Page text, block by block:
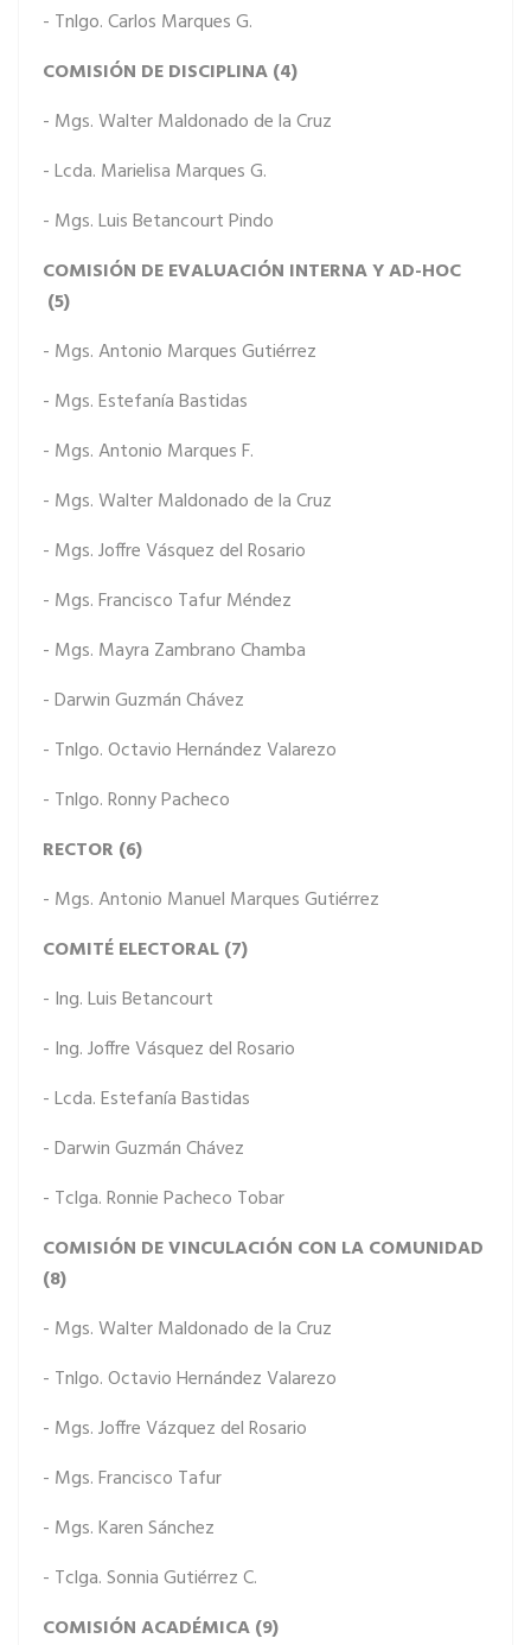
- Tnlgo. Carlos Marques G.
COMISIÓN DE DISCIPLINA (4)
- Mgs. Walter Maldonado de la Cruz
- Lcda. Marielisa Marques G.
- Mgs. Luis Betancourt Pindo
COMISIÓN DE EVALUACIÓN INTERNA Y AD-HOC
(5)
- Mgs. Antonio Marques Gutiérrez
- Mgs. Estefanía Bastidas
- Mgs. Antonio Marques F.
- Mgs. Walter Maldonado de la Cruz
- Mgs. Joffre Vásquez del Rosario
- Mgs. Francisco Tafur Méndez
- Mgs. Mayra Zambrano Chamba
- Darwin Guzmán Chávez
- Tnlgo. Octavio Hernández Valarezo
- Tnlgo. Ronny Pacheco
RECTOR (6)
- Mgs. Antonio Manuel Marques Gutiérrez
COMITÉ ELECTORAL (7)
- Ing. Luis Betancourt
- Ing. Joffre Vásquez del Rosario
- Lcda. Estefanía Bastidas
- Darwin Guzmán Chávez
- Tclga. Ronnie Pacheco Tobar
COMISIÓN DE VINCULACIÓN CON LA COMUNIDAD
(8)
- Mgs. Walter Maldonado de la Cruz
- Tnlgo. Octavio Hernández Valarezo
- Mgs. Joffre Vázquez del Rosario
- Mgs. Francisco Tafur
- Mgs. Karen Sánchez
- Tclga. Sonnia Gutiérrez C.
COMISIÓN ACADÉMICA (9)